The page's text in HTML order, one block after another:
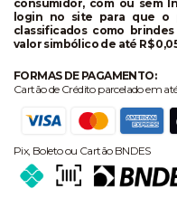
consumidor, com ou sem
login no site para que o
classificados como
valor simbólico de até R$
FORMAS DE PAGAMENTO:
Cartão de Crédito parcelado em
Pix, Boleto ou Cartão BNDES